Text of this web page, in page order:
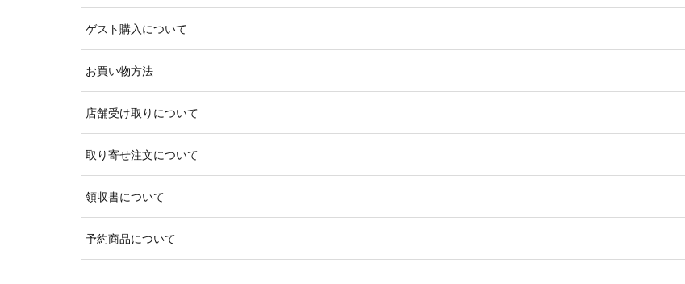
ゲスト購入について
お買い物方法
店舗受け取りについて
取り寄せ注文について
領収書について
予約商品について